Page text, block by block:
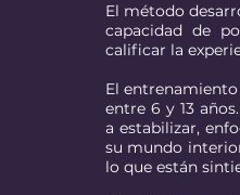
El método
capacidad de
calificar la
El entrenamiento
entre 6 y 13
a estabilizar,
su mundo
lo que están